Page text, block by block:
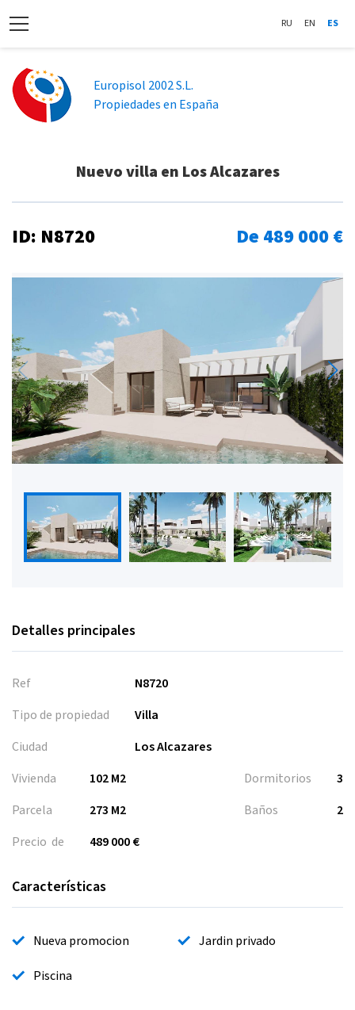
RU EN ES
Europisol 2002 S.L.
Propiedades en España
Nuevo villa en Los Alcazares
ID: N8720 De 489 000 €
Detalles principales
Ref
N8720
Tipo de propiedad
Villa
Ciudad
Los Alcazares
Vivienda
102 M2
Parcela
273 M2
Precio de
489 000 €
Dormitorios
3
Baños
2
Características
Nueva promocion
Jardin privado
Piscina